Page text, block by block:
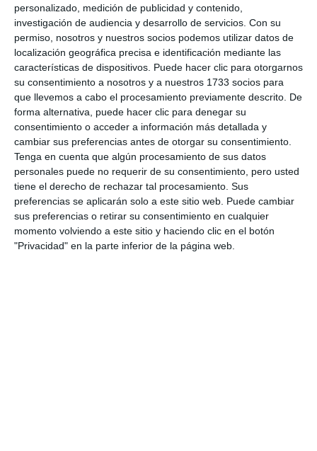
personalizado, medición de publicidad y contenido,
investigación de audiencia y desarrollo de servicios. Con su
permiso, nosotros y nuestros socios podemos utilizar datos de
localización geográfica precisa e identificación mediante las
características de dispositivos. Puede hacer clic para otorgarnos
su consentimiento a nosotros y a nuestros 1733 socios para
que llevemos a cabo el procesamiento previamente descrito. De
forma alternativa, puede hacer clic para denegar su
consentimiento o acceder a información más detallada y
cambiar sus preferencias antes de otorgar su consentimiento.
Tenga en cuenta que algún procesamiento de sus datos
personales puede no requerir de su consentimiento, pero usted
tiene el derecho de rechazar tal procesamiento. Sus
preferencias se aplicarán solo a este sitio web. Puede cambiar
sus preferencias o retirar su consentimiento en cualquier
momento volviendo a este sitio y haciendo clic en el botón
"Privacidad" en la parte inferior de la página web.